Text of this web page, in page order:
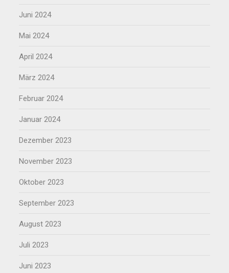
Juni 2024
Mai 2024
April 2024
März 2024
Februar 2024
Januar 2024
Dezember 2023
November 2023
Oktober 2023
September 2023
August 2023
Juli 2023
Juni 2023